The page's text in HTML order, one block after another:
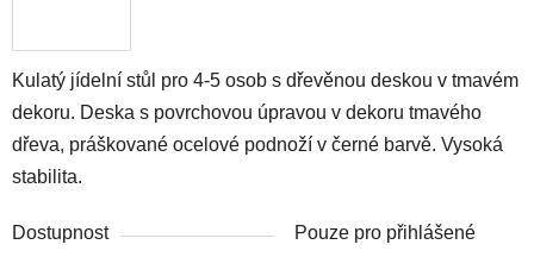
Kulatý jídelní stůl pro 4-5 osob s dřevěnou deskou v tmavém
dekoru. Deska s povrchovou úpravou v dekoru tmavého
dřeva, práškované ocelové podnoží v černé barvě. Vysoká
stabilita.
Dostupnost
Pouze pro přihlášené